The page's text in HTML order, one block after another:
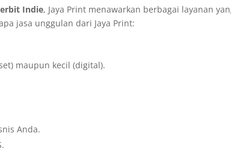
Indie, Jaya Print menawarkan berbagai layanan
jasa unggulan dari Jaya Print:
maupun kecil (digital).
Anda.